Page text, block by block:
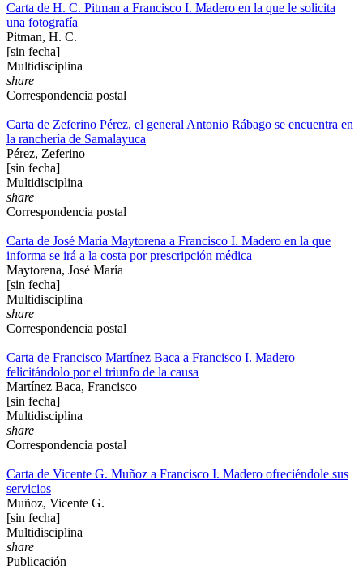
Carta de H. C. Pitman a Francisco I. Madero en la que le solicita
una fotografía
Pitman, H. C.
[sin fecha]
Multidisciplina
share
Correspondencia postal
Carta de Zeferino Pérez, el general Antonio Rábago se encuentra en
la ranchería de Samalayuca
Pérez, Zeferino
[sin fecha]
Multidisciplina
share
Correspondencia postal
Carta de José María Maytorena a Francisco I. Madero en la que
informa se irá a la costa por prescripción médica
Maytorena, José María
[sin fecha]
Multidisciplina
share
Correspondencia postal
Carta de Francisco Martínez Baca a Francisco I. Madero
felicitándolo por el triunfo de la causa
Martínez Baca, Francisco
[sin fecha]
Multidisciplina
share
Correspondencia postal
Carta de Vicente G. Muñoz a Francisco I. Madero ofreciéndole sus
servicios
Muñoz, Vicente G.
[sin fecha]
Multidisciplina
share
Publicación